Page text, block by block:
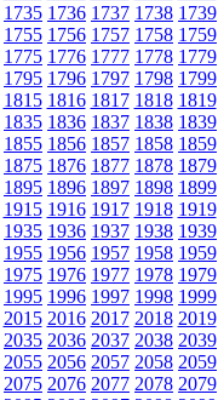
1735 1736 1737 1738 1739
1755 1756 1757 1758 1759
1775 1776 1777 1778 1779
1795 1796 1797 1798 1799
1815 1816 1817 1818 1819
1835 1836 1837 1838 1839
1855 1856 1857 1858 1859
1875 1876 1877 1878 1879
1895 1896 1897 1898 1899
1915 1916 1917 1918 1919
1935 1936 1937 1938 1939
1955 1956 1957 1958 1959
1975 1976 1977 1978 1979
1995 1996 1997 1998 1999
2015 2016 2017 2018 2019
2035 2036 2037 2038 2039
2055 2056 2057 2058 2059
2075 2076 2077 2078 2079